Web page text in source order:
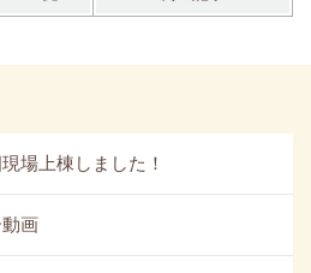
場上棟しました！
画